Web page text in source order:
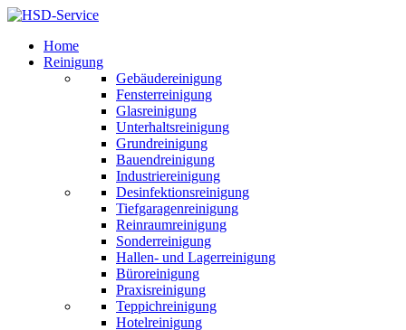
Home
Reinigung
Gebäudereinigung
Fensterreinigung
Glasreinigung
Unterhaltsreinigung
Grundreinigung
Bauendreinigung
Industriereinigung
Desinfektionsreinigung
Tiefgaragenreinigung
Reinraumreinigung
Sonderreinigung
Hallen- und Lagerreinigung
Büroreinigung
Praxisreinigung
Teppichreinigung
Hotelreinigung